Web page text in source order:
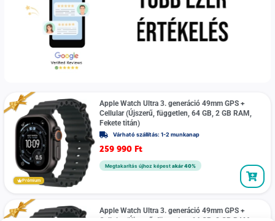
Prémium
Apple Watch Ultra 3. generáció 49mm GPS +
Cellular (Újszerű, független, 64 GB, 2 GB RAM,
Fekete titán)
Várható szállítás: 1-2 munkanap
259 990 Ft
Megtakarítás újhoz képest akár 40%
Apple Watch Ultra 3. generáció 49mm GPS +